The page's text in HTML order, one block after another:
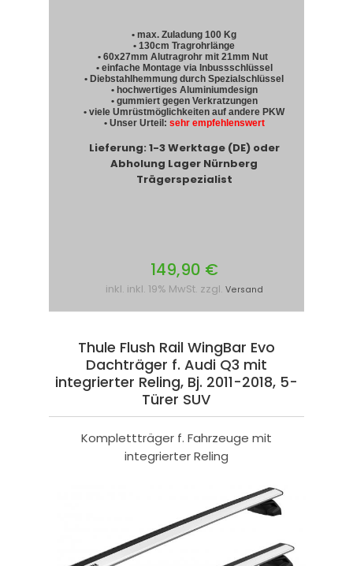
• max. Zuladung 100 Kg
• 130cm Tragrohrlänge
• 60x27mm Alutragrohr mit 21mm Nut
• einfache Montage via Inbussschlüssel
• Diebstahlhemmung durch Spezialschlüssel
• hochwertiges Aluminiumdesign
• gummiert gegen Verkratzungen
• viele Umrüstmöglichkeiten auf andere PKW
• Unser Urteil: sehr empfehlenswert
Lieferung: 1-3 Werktage (DE) oder
Abholung Lager Nürnberg
Trägerspezialist
149,90 €
inkl. inkl. 19% MwSt. zzgl. Versand
Thule Flush Rail WingBar Evo
Dachträger f. Audi Q3 mit
integrierter Reling, Bj. 2011-2018, 5-
Türer SUV
Komplettträger f. Fahrzeuge mit
integrierter Reling